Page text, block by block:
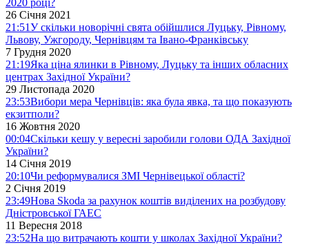
2020 році?
26 Січня 2021
21:51У скільки новорічні свята обійшлися Луцьку, Рівному,
Львову, Ужгороду, Чернівцям та Івано-Франківську
7 Грудня 2020
21:19Яка ціна ялинки в Рівному, Луцьку та інших обласних
центрах Західної України?
29 Листопада 2020
23:53Вибори мера Чернівців: яка була явка, та що показують
екзитполи?
16 Жовтня 2020
00:04Скільки кешу у вересні заробили голови ОДА Західної
України?
14 Січня 2019
20:10Чи реформувалися ЗМІ Чернівецької області?
2 Січня 2019
23:49Нова Skodа за рахунок коштів виділених на розбудову
Дністровської ГАЕС
11 Вересня 2018
23:52На що витрачають кошти у школах Західної України?